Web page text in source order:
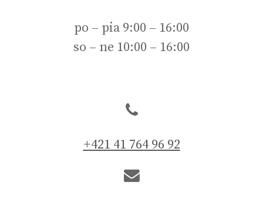
po – pia 9:00 – 16:00
so – ne 10:00 – 16:00
+421 41 764 96 92